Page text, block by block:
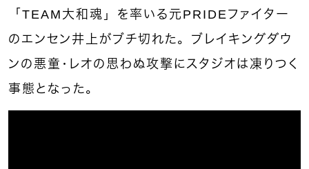
「TEAM大和魂」を率いる元PRIDEファイター
のエンセン井上がブチ切れた。ブレイキングダウ
ンの悪童・レオの思わぬ攻撃にスタジオは凍りつく
事態となった。